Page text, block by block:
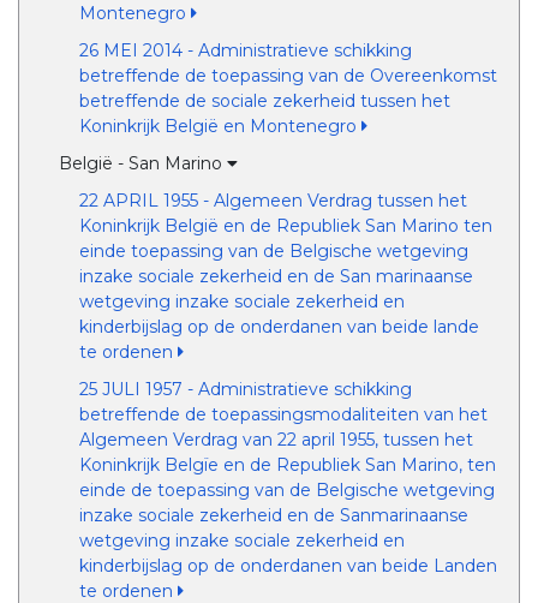
Montenegro
26 MEI 2014 - Administratieve schikking
betreffende de toepassing van de Overeenkomst
betreffende de sociale zekerheid tussen het
Koninkrijk België en Montenegro
België - San Marino
22 APRIL 1955 - Algemeen Verdrag tussen het
Koninkrijk België en de Republiek San Marino ten
einde toepassing van de Belgische wetgeving
inzake sociale zekerheid en de San marinaanse
wetgeving inzake sociale zekerheid en
kinderbijslag op de onderdanen van beide lande
te ordenen
25 JULI 1957 - Administratieve schikking
betreffende de toepassingsmodaliteiten van het
Algemeen Verdrag van 22 april 1955, tussen het
Koninkrijk Belgïe en de Republiek San Marino, ten
einde de toepassing van de Belgische wetgeving
inzake sociale zekerheid en de Sanmarinaanse
wetgeving inzake sociale zekerheid en
kinderbijslag op de onderdanen van beide Landen
te ordenen